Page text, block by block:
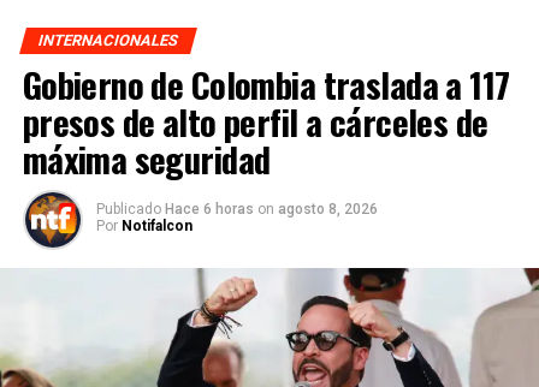
INTERNACIONALES
Gobierno de Colombia traslada a 117
presos de alto perfil a cárceles de
máxima seguridad
Publicado Hace 6 horas on agosto 8, 2026
Por Notifalcon